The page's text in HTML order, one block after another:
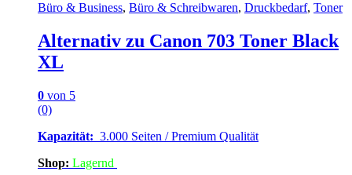
Büro & Business, Büro & Schreibwaren, Druckbedarf, Toner
Alternativ zu Canon 703 Toner Black
XL
0 von 5
(0)
Kapazität: 3.000 Seiten / Premium Qualität
Shop: Lagernd